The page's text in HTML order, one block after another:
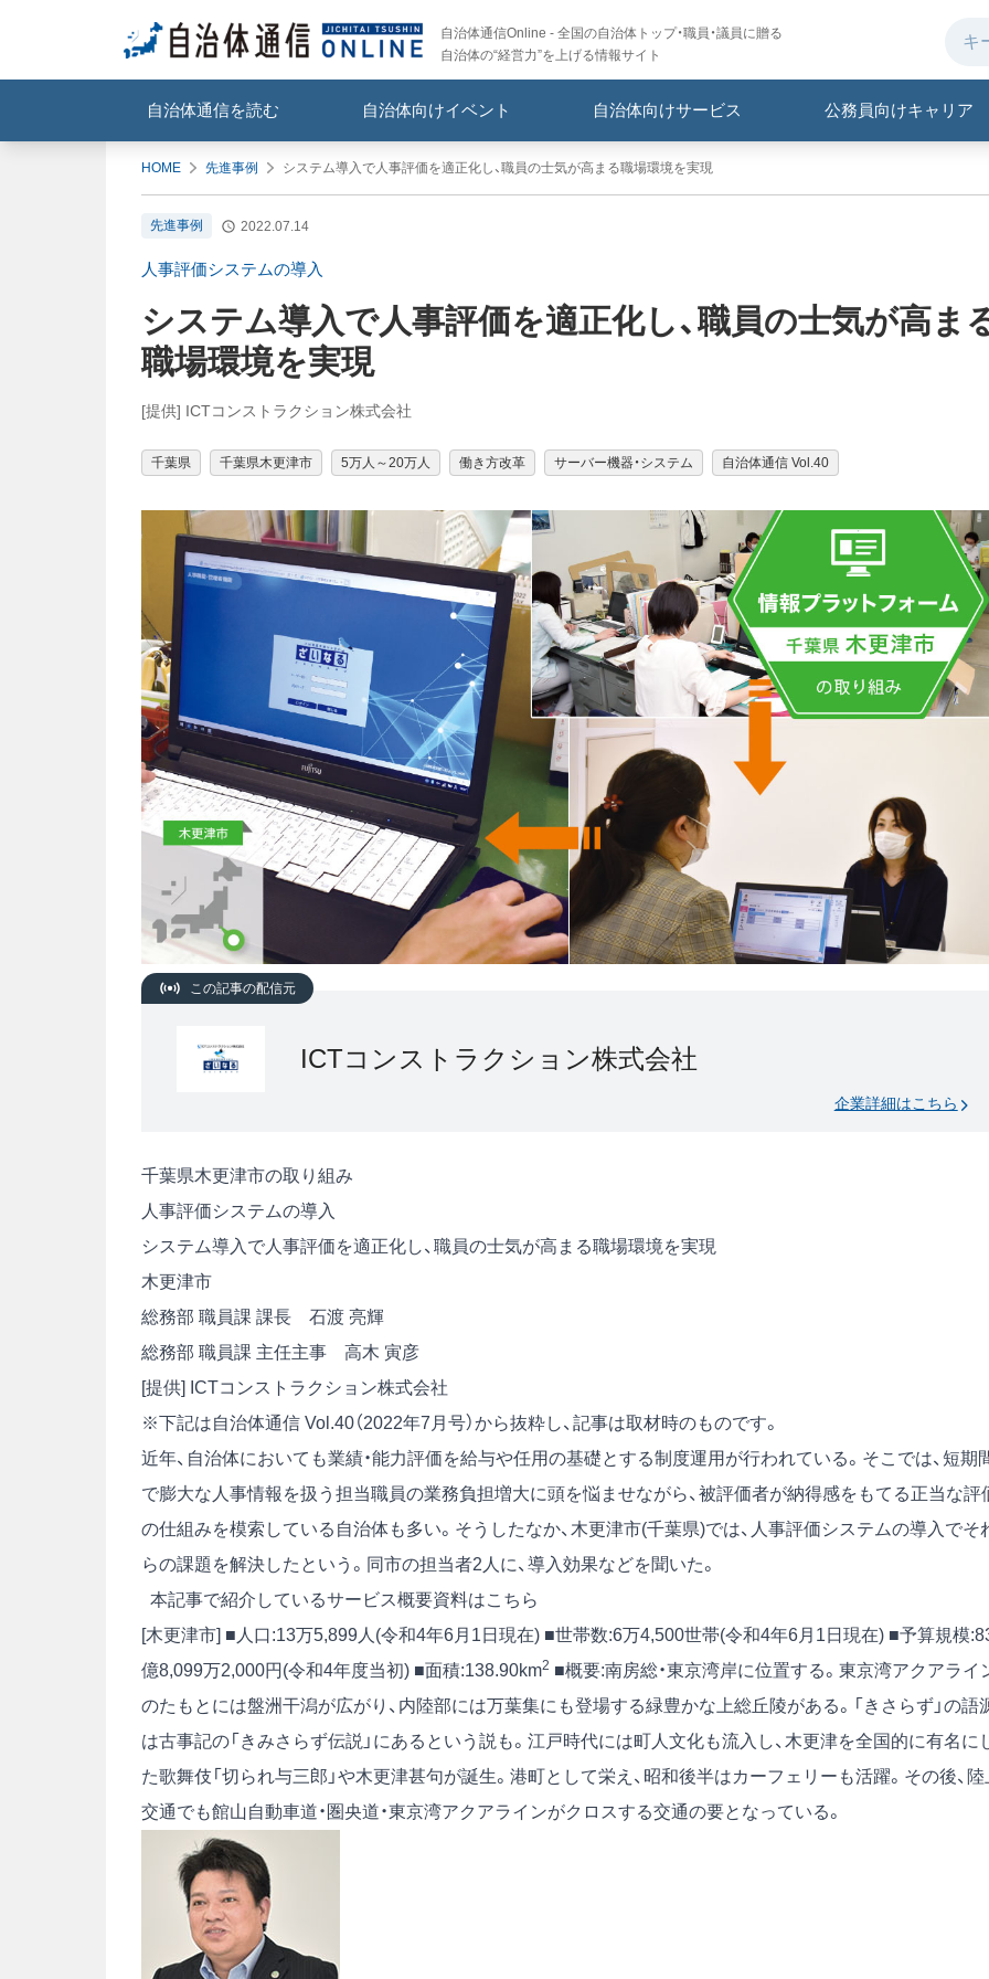
自治体通信Online - 全国の自治体トップ・職員・議員に贈る
自治体の“経営力”を上げる情報サイト
自治体通信を読む 自治体向けイベント 自治体向けサービス 公務員向けキャリア
HOME 先進事例 システム導入で人事評価を適正化し、職員の士気が高まる職場環境を実現
先進事例 2022.07.14
人事評価システムの導入
システム導入で人事評価を適正化し、職員の士気が高ま
職場環境を実現
[提供] ICTコンストラクション株式会社
千葉県 千葉県木更津市 5万人～20万人 働き方改革 サーバー機器・システム 自治体通信 Vol.40
この記事の配信元
ICTコンストラクション株式会社
企業詳細はこちら
千葉県木更津市の取り組み
人事評価システムの導入
システム導入で人事評価を適正化し、職員の士気が高まる職場環境を実現
木更津市
総務部 職員課 課長 石渡 亮輝
総務部 職員課 主任主事 高木 寅彦
[提供] ICTコンストラクション株式会社
※下記は自治体通信 Vol.40（2022年7月号）から抜粋し、記事は取材時のものです。
近年、自治体においても業績・能力評価を給与や任用の基礎とする制度運用が行われている。そこでは、短期
で膨大な人事情報を扱う担当職員の業務負担増大に頭を悩ませながら、被評価者が納得感をもてる正当な評
の仕組みを模索している自治体も多い。そうしたなか、木更津市(千葉県)では、人事評価システムの導入でそ
らの課題を解決したという。同市の担当者2人に、導入効果などを聞いた。
本記事で紹介しているサービス概要資料はこちら
[木更津市] ■人口:13万5,899人(令和4年6月1日現在) ■世帯数:6万4,500世帯(令和4年6月1日現在) ■予算規模
億8,099万2,000円(令和4年度当初) ■面積:138.90km2 ■概要:南房総・東京湾岸に位置する。東京湾アクアライ
のたもとには盤洲干潟が広がり、内陸部には万葉集にも登場する緑豊かな上総丘陵がある。「きさらず」の語
は古事記の「きみさらず伝説」にあるという説も。江戸時代には町人文化も流入し、木更津を全国的に有名に
た歌舞伎「切られ与三郎」や木更津甚句が誕生。港町として栄え、昭和後半はカーフェリーも活躍。その後、陸
交通でも館山自動車道・圏央道・東京湾アクアラインがクロスする交通の要となっている。